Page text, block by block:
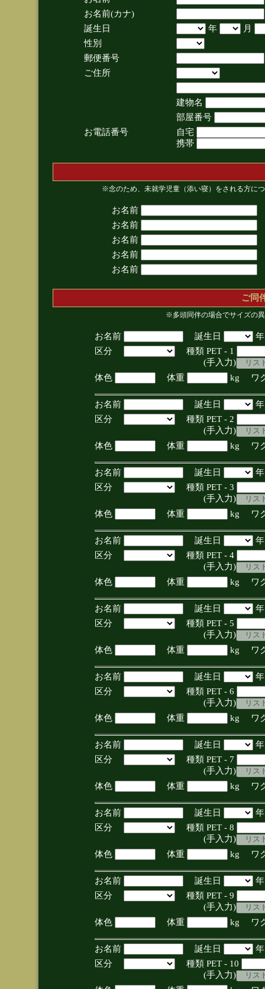
お名前(カナ)
誕生日
年
月
性別
郵便番号
ご住所
建物名
部屋番号
お電話番号
自宅
携帯
※念のため、未就学児童（添い寝）をされる方に
お名前
お名前
お名前
お名前
お名前
ご同
※多頭同伴の場合でサイズの
お名前 誕生日
区分
種類 PET - 1
(手入力)
体色
体重 kg ワ
お名前 誕生日
区分
種類 PET - 2
(手入力)
体色
体重 kg ワ
お名前 誕生日
区分
種類 PET - 3
(手入力)
体色
体重 kg ワ
お名前 誕生日
区分
種類 PET - 4
(手入力)
体色
体重 kg ワ
お名前 誕生日
区分
種類 PET - 5
(手入力)
体色
体重 kg ワ
お名前 誕生日
区分
種類 PET - 6
(手入力)
体色
体重 kg ワ
お名前 誕生日
区分
種類 PET - 7
(手入力)
体色
体重 kg ワ
お名前 誕生日
区分
種類 PET - 8
(手入力)
体色
体重 kg ワ
お名前 誕生日
区分
種類 PET - 9
(手入力)
体色
体重 kg ワ
お名前 誕生日
区分
種類 PET - 10
(手入力)